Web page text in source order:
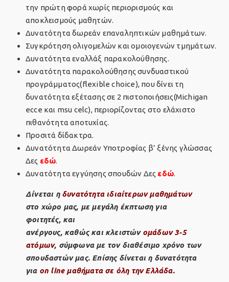
την πρώτη φορά xωρίς περιορισμούς και
αποκλεισμούς μαθητών.
Δυνατότητα δωρεάν επαναληπτικών μαθημάτων.
Συγκρότηση ολιγομελών και ομοιογενών τμημάτων.
Δυνατότητα εναλλάξ παρακολούθησης.
Δυνατότητα παρακολούθησης συνδυαστικού
προγράμματος(flexible choice), που δίνει τη
δυνατότητα εξέτασης σε 2 πιστοποιήσεις(Michigan
ecce και msu celc), περιορίζοντας στο ελάχιστο
πιθανότητα αποτυχίας.
Προσιτά δίδακτρα.
Δυνατότητα Δωρεάν Υποτροφίας β’ ξένης γλώσσας
Δες εδώ.
Δυνατότητα εγγύησης σπουδών Δες εδώ.
Δίνεται η δυνατότητα ιδιαίτερων μαθημάτων
στο χώρο μας, με μεγάλη έκπτωση για
φοιτητές, και
ανέργους, καθώς και κλειστών ομάδων 3-5
ατόμων, σύμφωνα με τον διαθέσιμο χρόνο των
σπουδαστών μας. Επίσης δίνεται η δυνατότητα
για on line μαθήματα σε όλη την Ελλάδα.